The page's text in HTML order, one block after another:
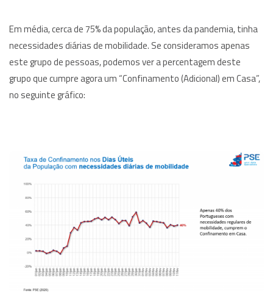
Em média, cerca de 75% da população, antes da pandemia, tinha
necessidades diárias de mobilidade. Se consideramos apenas
este grupo de pessoas, podemos ver a percentagem deste
grupo que cumpre agora um “Confinamento (Adicional) em Casa”,
no seguinte gráfico: